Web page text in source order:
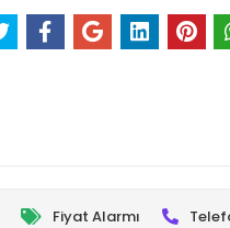
Fiyat Alarmı